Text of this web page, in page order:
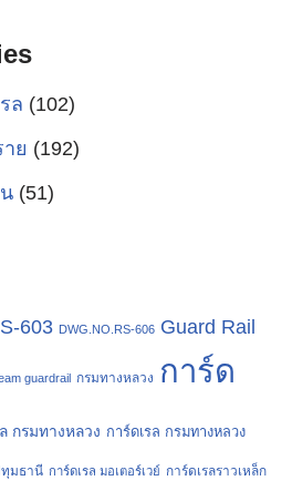
ล (102)
ย (192)
(51)
603 DWG.NO.RS-606 Guard Rail
guardrail กรมทางหลวง การ์ด
กรมทางหลวง การ์ดเรล กรมทางหลวง
ทุมธานี การ์ดเรล มอเตอร์เวย์ การ์ดเรลราวเหล็ก